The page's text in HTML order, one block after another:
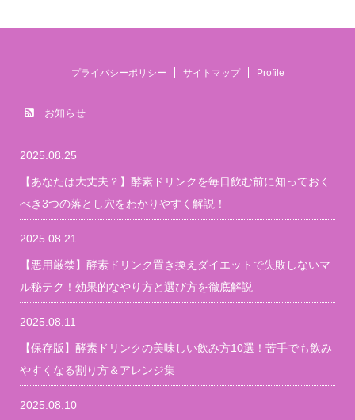
プライバシーポリシー サイトマップ Profile
お知らせ
2025.08.25
【あなたは大丈夫？】酵素ドリンクを毎日飲む前に知っておく
べき3つの落とし穴をわかりやすく解説！
2025.08.21
【悪用厳禁】酵素ドリンク置き換えダイエットで失敗しないマ
ル秘テク！効果的なやり方と選び方を徹底解説
2025.08.11
【保存版】酵素ドリンクの美味しい飲み方10選！苦手でも飲み
やすくなる割り方＆アレンジ集
2025.08.10